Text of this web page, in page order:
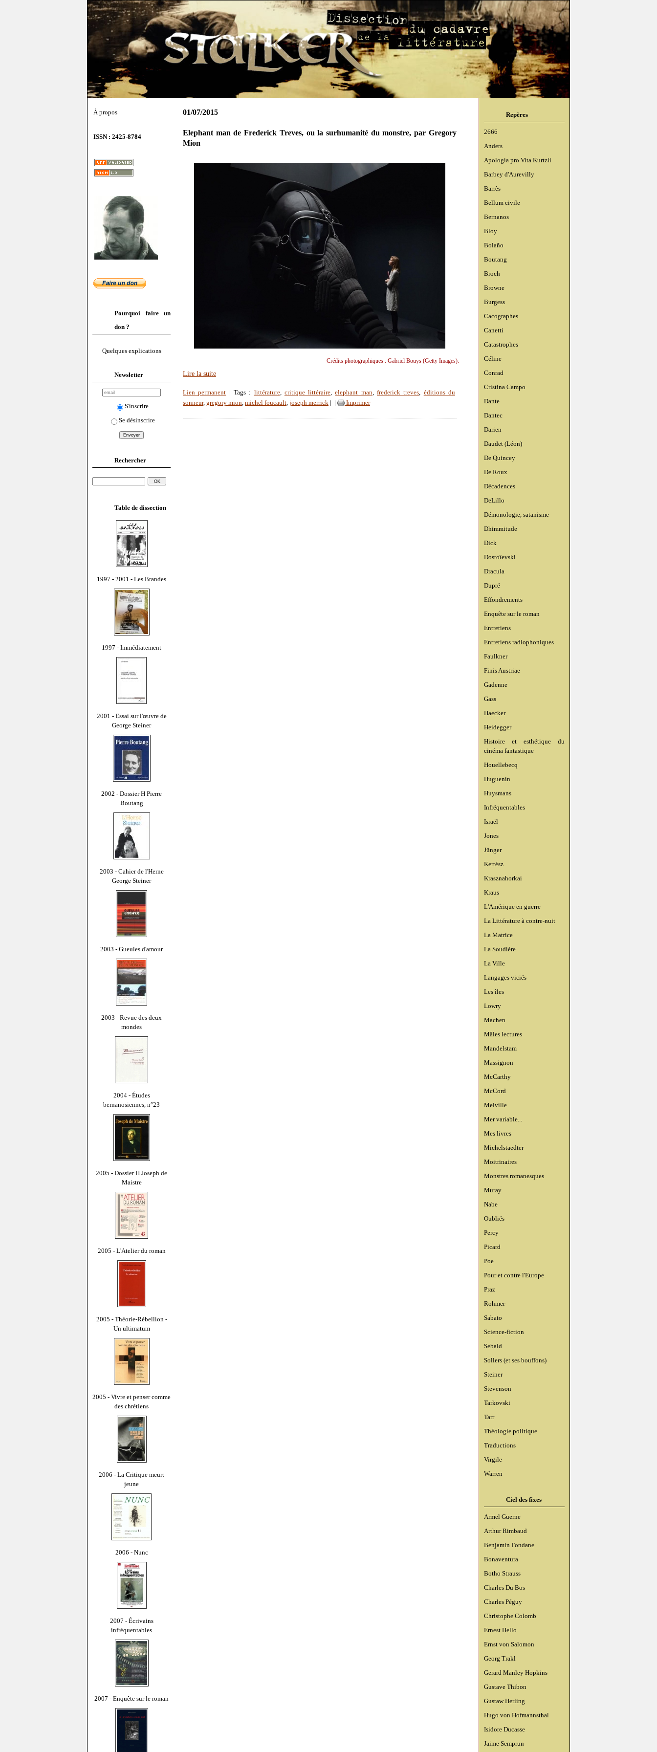
À propos
ISSN : 2425-8784
Pourquoi faire un
don ?
Quelques explications
Newsletter
S'inscrire
Se désinscrire
Rechercher
Table de dissection
1997 - 2001 - Les Brandes
1997 - Immédiatement
2001 - Essai sur l'œuvre de
George Steiner
2002 - Dossier H Pierre
Boutang
2003 - Cahier de l'Herne
George Steiner
2003 - Gueules d'amour
2003 - Revue des deux
mondes
2004 - Études
bernanosiennes, n°23
2005 - Dossier H Joseph de
Maistre
2005 - L'Atelier du roman
2005 - Théorie-Rébellion -
Un ultimatum
2005 - Vivre et penser comme
des chrétiens
2006 - La Critique meurt
jeune
2006 - Nunc
2007 - Écrivains
infréquentables
2007 - Enquête sur le roman
Repères
2666
Anders
Apologia pro Vita Kurtzii
Barbey d'Aurevilly
Barrès
Bellum civile
Bernanos
Bloy
Bolaño
Boutang
Broch
Browne
Burgess
Cacographes
Canetti
Catastrophes
Céline
Conrad
Cristina Campo
Dante
Dantec
Darien
Daudet (Léon)
De Quincey
De Roux
Décadences
DeLillo
Démonologie, satanisme
Dhimmitude
Dick
Dostoïevski
Dracula
Dupré
Effondrements
Enquête sur le roman
Entretiens
Entretiens radiophoniques
Faulkner
Finis Austriae
Gadenne
Gass
Haecker
Heidegger
Histoire et esthétique du
cinéma fantastique
Houellebecq
Huguenin
Huysmans
Infréquentables
Israël
Jones
Jünger
Kertész
Krasznahorkai
Kraus
L'Amérique en guerre
La Littérature à contre-nuit
La Matrice
La Soudière
La Ville
Langages viciés
Les îles
Lowry
Machen
Mâles lectures
Mandelstam
Massignon
McCarthy
McCord
Melville
Mer variable...
Mes livres
Michelstaedter
Moitrinaires
Monstres romanesques
Muray
Nabe
Oubliés
Percy
Picard
Poe
Pour et contre l'Europe
Praz
Rohmer
Sabato
Science-fiction
Sebald
Sollers (et ses bouffons)
Steiner
Stevenson
Tarkovski
Tarr
Théologie politique
Traductions
Virgile
Warren
Ciel des fixes
Armel Guerne
Arthur Rimbaud
Benjamin Fondane
Bonaventura
Botho Strauss
Charles Du Bos
Charles Péguy
Christophe Colomb
Ernest Hello
Ernst von Salomon
Georg Trakl
Gerard Manley Hopkins
Gustave Thibon
Gustaw Herling
Hugo von Hofmannsthal
Isidore Ducasse
Jaime Semprun
01/07/2015
Elephant man de Frederick Treves, ou la surhumanité du monstre, par Gregory
Mion
Crédits photographiques : Gabriel Bouys (Getty Images).
Lire la suite
Lien permanent | Tags : littérature, critique littéraire,elephant man,frederick treves, éditions du
sonneur, gregory mion, michel foucault, joseph merrick Imprimer